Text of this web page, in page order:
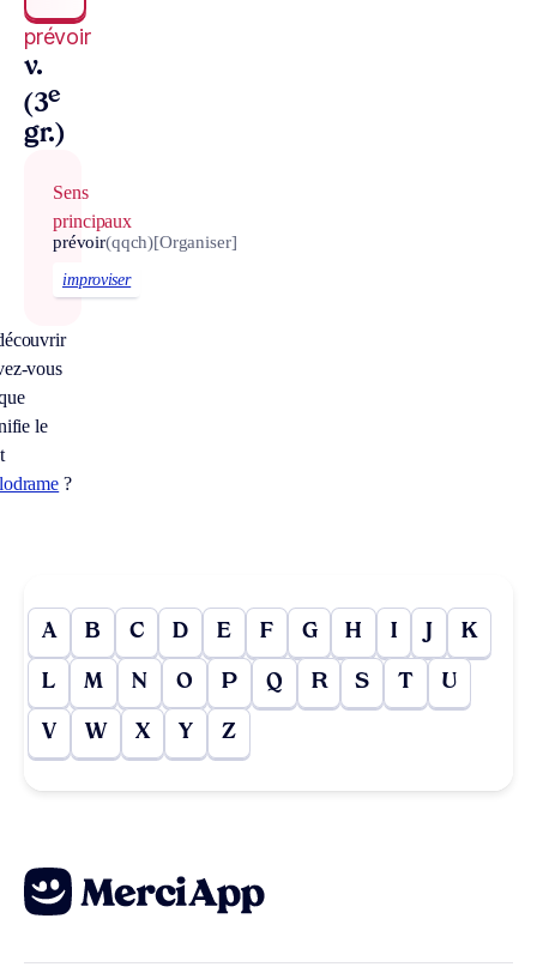
prévoir
v.
(3e
gr.)
Sens
principaux
prévoir(qqch)[Organiser]
improviser
vous
le
?
A B C D E F G H I J K
L M N O P Q R S T U
V W X Y Z